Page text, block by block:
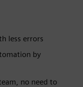
less errors
by
no need to